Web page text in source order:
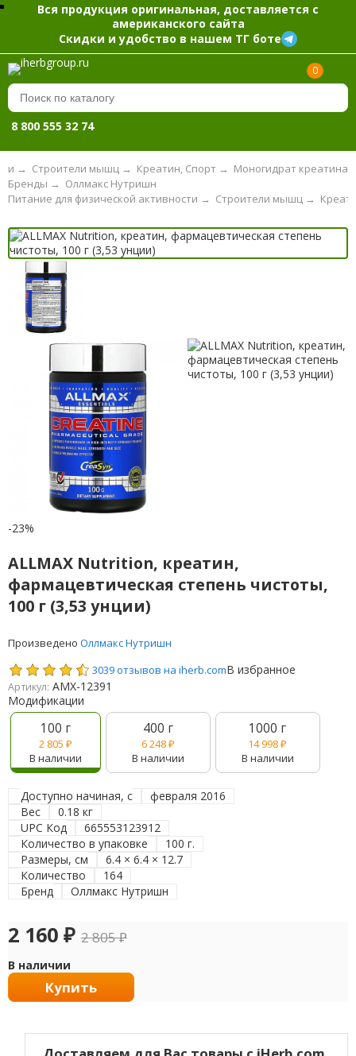
Вся продукция оригинальная, доставляется с
американского сайта
Скидки и удобство в нашем ТГ боте
0
8 800 555 32 74
→ Строители мышц → Креатин, Спорт → Моногидрат креатина
Оллмакс Нутришн
Бренды →
Строители мышц →
Питание для физической активности →
-23%
ALLMAX Nutrition, креатин,
фармацевтическая степень чистоты,
100 г (3,53 унции)
Произведено Оллмакс Нутришн
3039 отзывов на iherb.comВ избранное
Артикул: AMX-12391
Модификации
100 г
2 805 ₽
В наличии
400 г
6 248₽
В наличии
1000 г
14 998₽
В наличии
Доступно начиная, с
февраля 2016
Вес
0.18 кг
UPC Код
665553123912
Количество в упаковке
100 г.
Размеры, см
6.4 × 6.4 × 12.7
Количество
164
Бренд
Оллмакс Нутришн
2 160 ₽ 2 805₽
В наличии
Купить